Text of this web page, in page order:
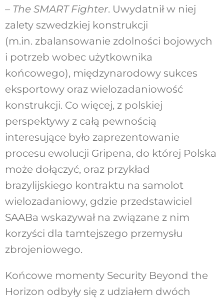
– The SMART Fighter. Uwydatnił w niej
zalety szwedzkiej konstrukcji
(m.in. zbalansowanie zdolności bojowych
i potrzeb wobec użytkownika
końcowego), międzynarodowy sukces
eksportowy oraz wielozadaniowość
konstrukcji. Co więcej, z polskiej
perspektywy z całą pewnością
interesujące było zaprezentowanie
procesu ewolucji Gripena, do której Polska
może dołączyć, oraz przykład
brazylijskiego kontraktu na samolot
wielozadaniowy, gdzie przedstawiciel
SAABa wskazywał na związane z nim
korzyści dla tamtejszego przemysłu
zbrojeniowego.
Końcowe momenty Security Beyond the
Horizon odbyły się z udziałem dwóch